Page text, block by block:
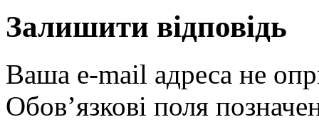
Залишити відповідь
Ваша e-mail адреса не
Обов’язкові поля